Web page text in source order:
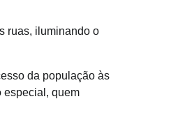
ruas, iluminando o
da população às
especial, quem